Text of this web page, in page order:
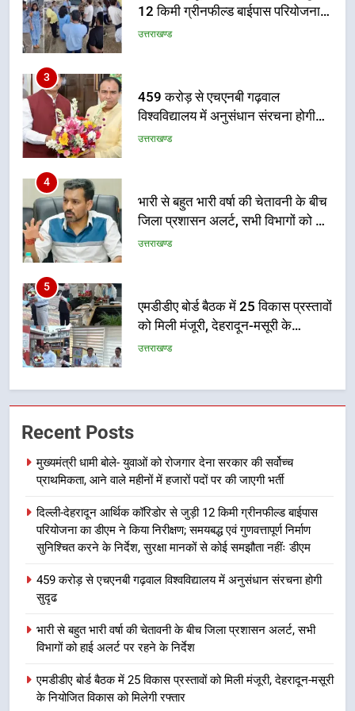
गुणवत्तापूर्ण निर्माण सुनिश्चित करने के
निर्देश, सुरक्षा मानकों से कोई समझौता
उत्तराखण्ड
3
सुदृढ
उत्तराखण्ड
4
जिला प्रशासन अलर्ट, सभी विभागों को हाई
अलर्ट पर रहने के निर्देश
उत्तराखण्ड
5
को मिली मंजूरी, देहरादून-मसूरी के
नियोजित विकास को मिलेगी रफ्तार
उत्तराखण्ड
6
7
बैरागीवाला हत्याकांड के फरार चल रहे
अभियुक्त को दून पुलिस ने हरिद्वार से किया
गिरफ्तार
उत्तराखण्ड
भारी बारिश का अलर्ट! 6 अगस्त को
उत्तराखण्ड
1
मुख्यमंत्री धामी बोले- युवाओं को रोजगार
Recent Posts
मुख्यमंत्री धामी बोले- युवाओं को रोजगार देना सरकार की सर्वोच्च
प्राथमिकता, आने वाले महीनों में हजारों पदों पर की जाएगी भर्ती
दिल्ली-देहरादून आर्थिक कॉरिडोर से जुड़ी 12 किमी ग्रीनफील्ड बाईपास
परियोजना का डीएम ने किया निरीक्षण; समयबद्ध एवं गुणवत्तापूर्ण निर्माण
सुनिश्चित करने के निर्देश, सुरक्षा मानकों से कोई समझौता नहींः डीएम
459 करोड़ से एचएनबी गढ़वाल विश्वविद्यालय में अनुसंधान संरचना होगी
सुदृढ
भारी से बहुत भारी वर्षा की चेतावनी के बीच जिला प्रशासन अलर्ट, सभी
विभागों को हाई अलर्ट पर रहने के निर्देश
एमडीडीए बोर्ड बैठक में 25 विकास प्रस्तावों को मिली मंजूरी, देहरादून-मसूरी
के नियोजित विकास को मिलेगी रफ्तार